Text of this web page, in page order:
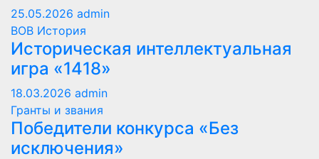
25.05.2026 admin
ВОВ История
Историческая интеллектуальная
игра «1418»
18.03.2026 admin
Гранты и звания
Победители конкурса «Без
исключения»